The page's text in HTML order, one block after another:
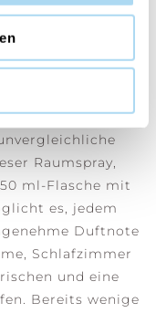
wir ein
how und setzen
Raumspray,
ml-Flasche mit
es, jedem
Duftnote
Schlafzimmer
und eine
Bereits wenige